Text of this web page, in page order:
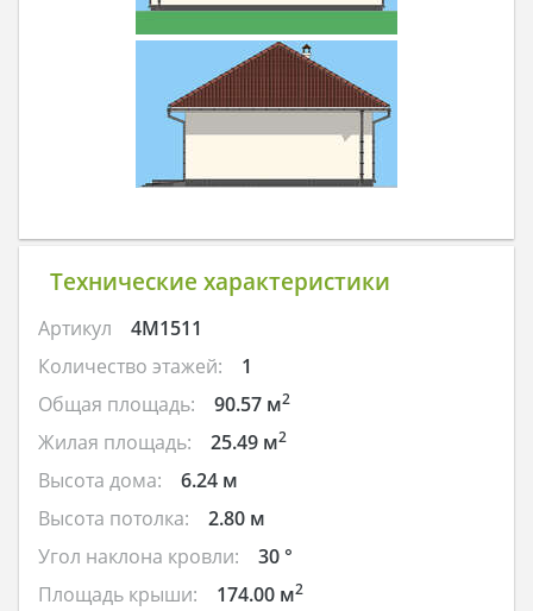
Технические характеристики
Артикул
4M1511
Количество этажей:
1
Общая площадь:
90.57 м2
Жилая площадь: 25.49 м2
Высота дома:
6.24 м
Высота потолка:
2.80 м
Угол наклона кровли:
30 °
Площадь крыши:
174.00 м2